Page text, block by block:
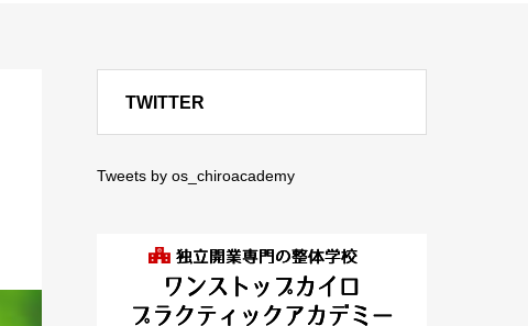
TWITTER
Tweets by os_chiroacademy